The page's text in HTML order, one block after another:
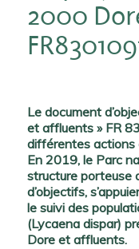
2000
Le document
et affluents » FR
différentes actions
En 2019, le Parc
structure porteuse
d’objectifs,
le suivi des
(Lycaena dispar)
Dore et affluents.